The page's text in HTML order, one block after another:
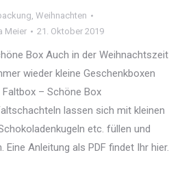
, Weihnachten
Meier 21. Oktober 2019
Box Auch in der Weihnachtszeit
wieder kleine Geschenkboxen
Faltbox – Schöne Box
lassen sich mit kleinen
etc. füllen und
Eine Anleitung als PDF findet Ihr hier.